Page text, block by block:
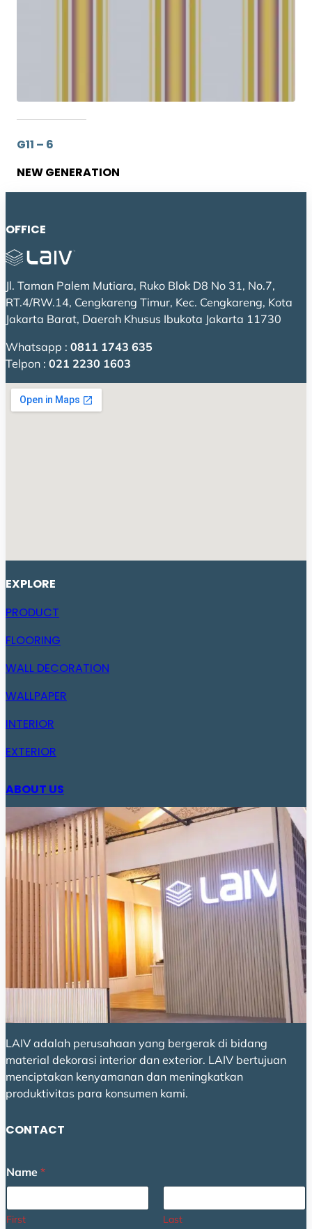
G11 – 6
NEW GENERATION
OFFICE
Jl. Taman Palem Mutiara, Ruko Blok D8 No 31, No.7,
RT.4/RW.14, Cengkareng Timur, Kec. Cengkareng, Kota
Jakarta Barat, Daerah Khusus Ibukota Jakarta 11730
Whatsapp : 0811 1743 635
Telpon : 021 2230 1603
EXPLORE
PRODUCT
FLOORING
WALL DECORATION
WALLPAPER
INTERIOR
EXTERIOR
ABOUT US
LAIV adalah perusahaan yang bergerak di bidang
material dekorasi interior dan exterior. LAIV bertujuan
menciptakan kenyamanan dan meningkatkan
produktivitas para konsumen kami.
CONTACT
Name *
First Last